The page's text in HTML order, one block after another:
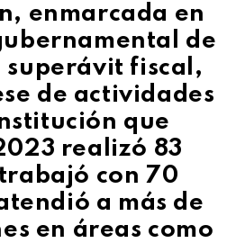
enmarcada en
de
superávit fiscal,
de actividades
que
realizó 83
con 70
a más de
en áreas como